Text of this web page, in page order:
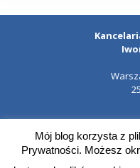
Mój blog korzysta z
Prywatności. Możesz